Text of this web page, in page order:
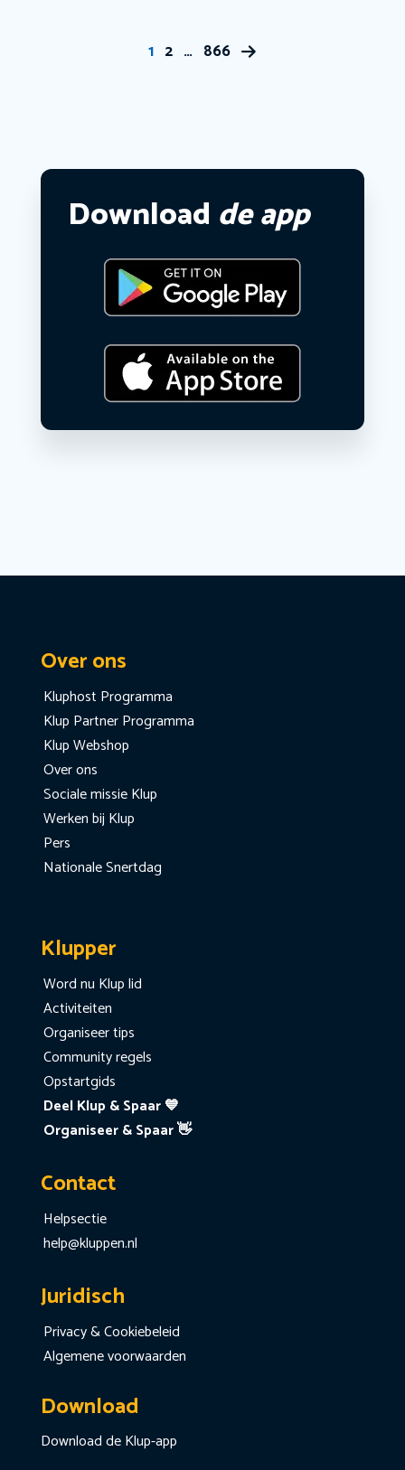
1 2 … 866
Download de app
Over ons
Kluphost Programma
Klup Partner Programma
Klup Webshop
Over ons
Sociale missie Klup
Werken bij Klup
Pers
Nationale Snertdag
Klupper
Word nu Klup lid
Activiteiten
Organiseer tips
Community regels
Opstartgids
Deel Klup & Spaar 💙
Organiseer & Spaar 👋
Contact
Helpsectie
help@kluppen.nl
Juridisch
Privacy & Cookiebeleid
Algemene voorwaarden
Download
Download de Klup-app